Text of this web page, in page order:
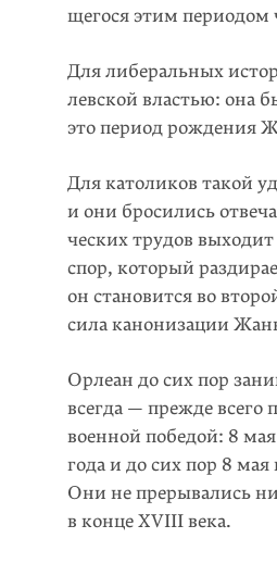
щегося этим периодом
Для либеральных
левской властью: она
это период рождения
Для католиков такой
и они бросились
ческих трудов
спор, который
он становится во
сила канонизации
Орлеан до сих пор
всегда — прежде всего
военной победой: 8 мая
года и до сих пор 8
Они не прерывались
в конце XVIII века.